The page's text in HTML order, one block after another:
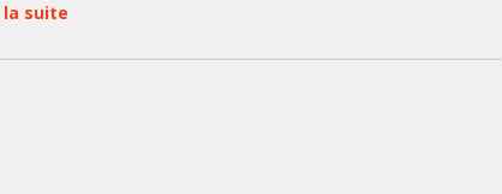
la suite